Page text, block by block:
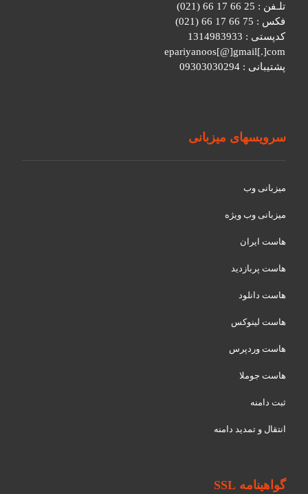
تلـفن : 25 66 17 66 (021)
فکس : 75 66 17 66 (021)
کدپستی : 1314983933
epariyanoos[@]gmail[.]com
پشتیبانی : 09303030294
سرویسهای میزبانی
میزبانی وب
میزبانی وب ویژه
هاست ایران
هاست پربازدید
هاست دانلود
هاست لینوکس
هاست وردپرس
هاست جوملا
ثبت دامنه
انتقال و تمدید دامنه
گواهینامه SSL